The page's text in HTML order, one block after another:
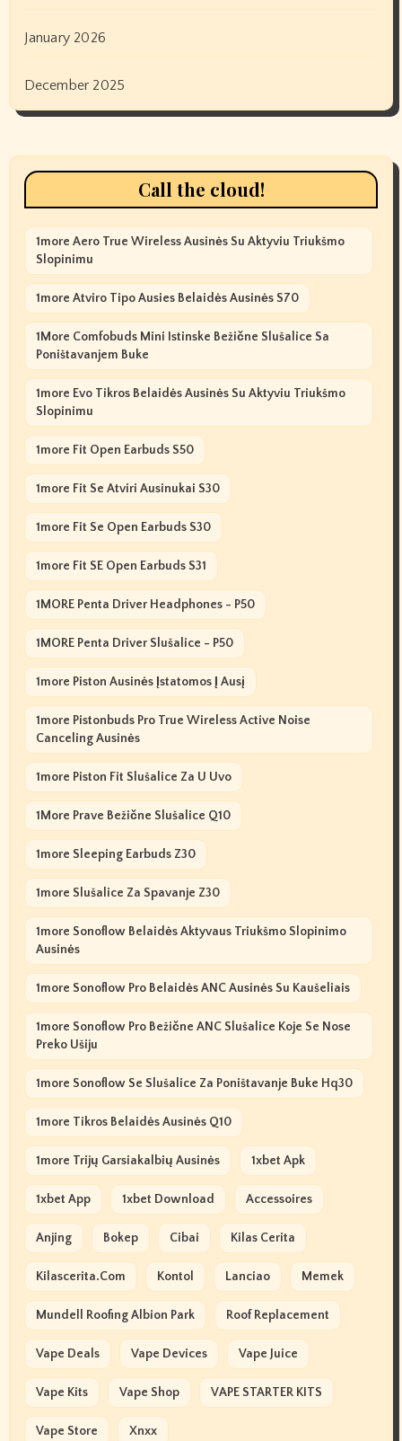
January 2026
December 2025
Call the cloud!
1more Aero True Wireless Ausinės Su Aktyviu Triukšmo
Slopinimu
1more Atviro Tipo Ausies Belaidės Ausinės S70
1More Comfobuds Mini Istinske Bežične Slušalice Sa
Poništavanjem Buke
1more Evo Tikros Belaidės Ausinės Su Aktyviu Triukšmo
Slopinimu
1more Fit Open Earbuds S50
1more Fit Se Atviri Ausinukai S30
1more Fit Se Open Earbuds S30
1more Fit SE Open Earbuds S31
1MORE Penta Driver Headphones - P50
1MORE Penta Driver Slušalice - P50
1more Piston Ausinės Įstatomos Į Ausį
1more Pistonbuds Pro True Wireless Active Noise
Canceling Ausinės
1more Piston Fit Slušalice Za U Uvo
1More Prave Bežične Slušalice Q10
1more Sleeping Earbuds Z30
1more Slušalice Za Spavanje Z30
1more Sonoflow Belaidės Aktyvaus Triukšmo Slopinimo
Ausinės
1more Sonoflow Pro Belaidės ANC Ausinės Su Kaušeliais
1more Sonoflow Pro Bežične ANC Slušalice Koje Se Nose
Preko Ušiju
1more Sonoflow Se Slušalice Za Poništavanje Buke Hq30
1more Tikros Belaidės Ausinės Q10
1more Trijų Garsiakalbių Ausinės 1xbet Apk
1xbet App 1xbet Download Accessoires
Anjing Bokep Cibai Kilas Cerita
Kilascerita.com Kontol Lanciao Memek
Mundell Roofing Albion Park Roof Replacement
Vape Deals Vape Devices Vape Juice
Vape Kits Vape Shop VAPE STARTER KITS
Vape Store Xnxx